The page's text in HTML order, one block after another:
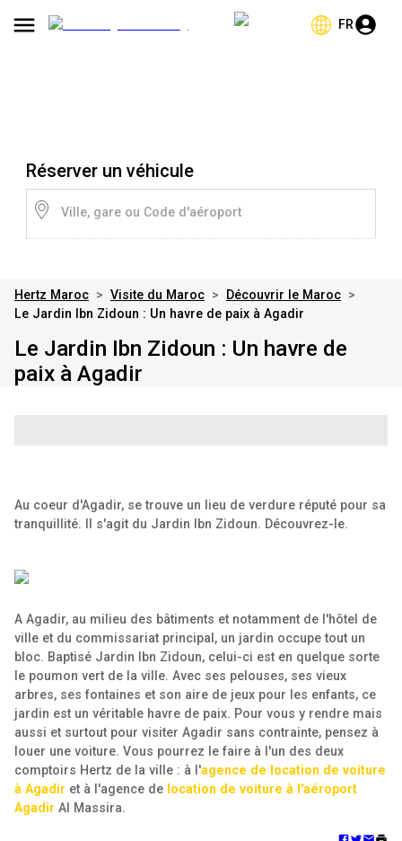
FR
Réserver un véhicule
Ville, gare ou Code d'aéroport
Hertz Maroc > Visite du Maroc > Découvrir le Maroc >
Le Jardin Ibn Zidoun : Un havre de paix à Agadir
Le Jardin Ibn Zidoun : Un havre de
paix à Agadir
Au coeur d'Agadir, se trouve un lieu de verdure réputé pour sa
tranquillité. Il s'agit du Jardin Ibn Zidoun. Découvrez-le.
A Agadir, au milieu des bâtiments et notamment de l'hôtel de
ville et du commissariat principal, un jardin occupe tout un
bloc. Baptisé Jardin Ibn Zidoun, celui-ci est en quelque sorte
le poumon vert de la ville. Avec ses pelouses, ses vieux
arbres, ses fontaines et son aire de jeux pour les enfants, ce
jardin est un véritable havre de paix. Pour vous y rendre mais
aussi et surtout pour visiter Agadir sans contrainte, pensez à
louer une voiture. Vous pourrez le faire à l'un des deux
comptoirs Hertz de la ville : à l'agence de location de voiture
à Agadir et à l'agence de location de voiture à l'aéroport
Agadir Al Massira.